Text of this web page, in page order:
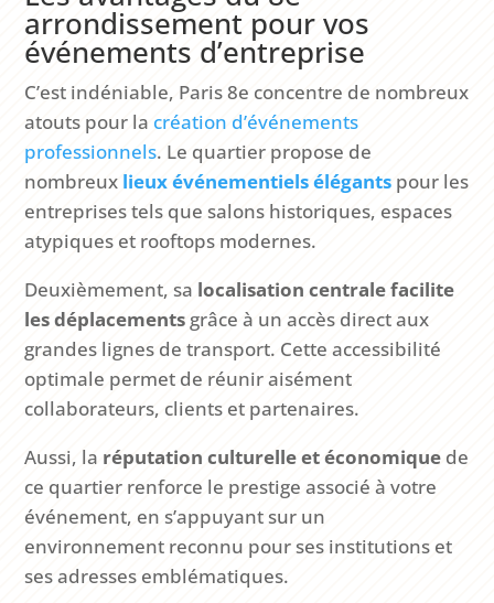
arrondissement pour vos
événements d’entreprise
C’est indéniable, Paris 8e concentre de nombreux
atouts pour la création d’événements
professionnels. Le quartier propose de
nombreux lieux événementiels élégants pour les
entreprises tels que salons historiques, espaces
atypiques et rooftops modernes.
Deuxièmement, sa localisation centrale facilite
les déplacements grâce à un accès direct aux
grandes lignes de transport. Cette accessibilité
optimale permet de réunir aisément
collaborateurs, clients et partenaires.
Aussi, la réputation culturelle et économique de
ce quartier renforce le prestige associé à votre
événement, en s’appuyant sur un
environnement reconnu pour ses institutions et
ses adresses emblématiques.